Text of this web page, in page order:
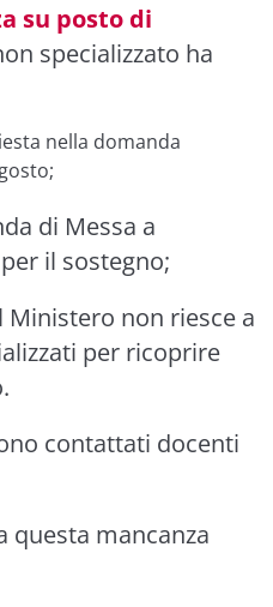
su posto di
specializzato ha
nella domanda
di Messa a
il sostegno;
Ministero non riesce a
per ricoprire
contattati docenti
questa mancanza